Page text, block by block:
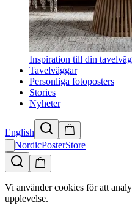
Inspiration till din
Tavelväggar
Personliga fotoposters
Stories
Nyheter
English
NordicPosterStore
Vi använder cookies för att
upplevelse.